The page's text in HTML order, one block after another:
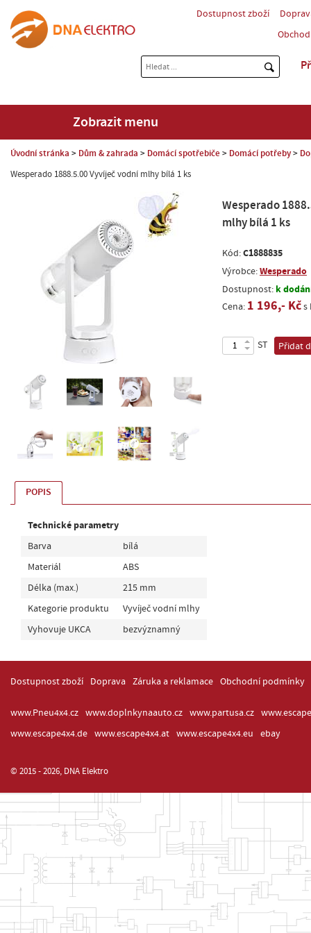
Dostupnost zboží
Zobrazit menu
Úvodní stránka Dům & zahrada Domácí spotřebiče Domácí potřeby
Wesperado 1888.5.00 Vyvíječ vodní mlhy bílá 1 ks
Wesperado
mlhy bílá 1 ks
Kód:C1888835
Výrobce:Wesperado
Dostupnost:k
Cena: 1 196,- Kčs
ST Přidat
POPIS
Technické parametry
Barva
bílá
Materiál
ABS
Délka (max.)
215 mm
Kategorie produktu
Vyvíječ vodní mlhy
Vyhovuje UKCA
bezvýznamný
Dostupnost zboží Doprava Záruka a reklamace Obchodní podmínky
www.Pneu4x4.cz www.doplnkynaauto.cz www.partusa.cz
www.escape4x4.de
www.escape4x4.at www.escape4x4.eu ebay
© 2015 - 2026, DNA Elektro